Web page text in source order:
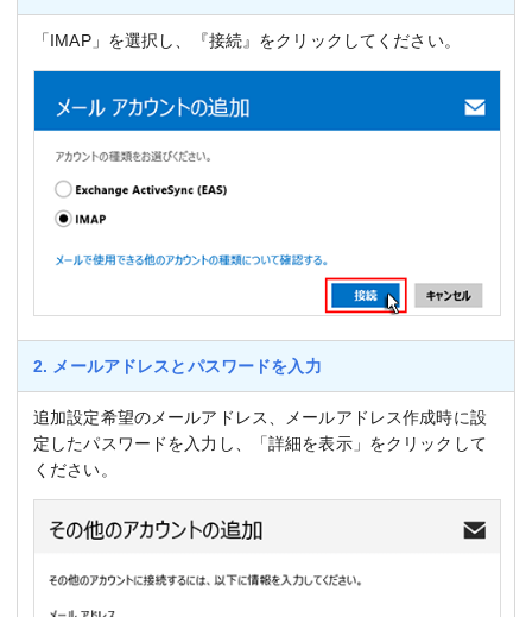
「IMAP」を選択し、『接続』をクリックしてください。
2. メールアドレスとパスワードを入力
追加設定希望のメールアドレス、メールアドレス作成時に設
定したパスワードを入力し、「詳細を表示」をクリックして
ください。